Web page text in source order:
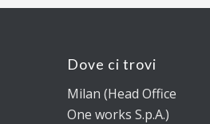
Dove ci trovi
Milan (Head Office
One works S.p.A.)